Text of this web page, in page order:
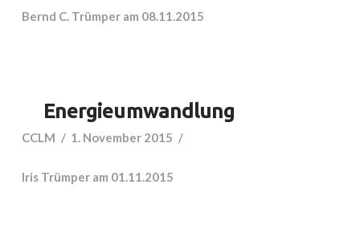
Bernd C. Trümper am 08.11.2015
Energieumwandlung
CCLM 1. November 2015
Iris Trümper am 01.11.2015